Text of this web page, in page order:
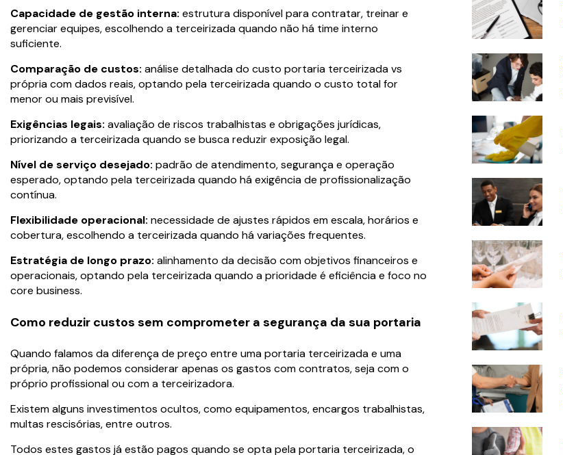
Capacidade de gestão interna: estrutura disponível para contratar, treinar e
gerenciar equipes, escolhendo a terceirizada quando não há time interno
suficiente.
Comparação de custos: análise detalhada do custo portaria terceirizada vs
própria com dados reais, optando pela terceirizada quando o custo total for
menor ou mais previsível.
Exigências legais: avaliação de riscos trabalhistas e obrigações jurídicas,
priorizando a terceirizada quando se busca reduzir exposição legal.
Nível de serviço desejado: padrão de atendimento, segurança e operação
esperado, optando pela terceirizada quando há exigência de profissionalização
contínua.
Flexibilidade operacional: necessidade de ajustes rápidos em escala, horários e
cobertura, escolhendo a terceirizada quando há variações frequentes.
Estratégia de longo prazo: alinhamento da decisão com objetivos financeiros e
operacionais, optando pela terceirizada quando a prioridade é eficiência e foco no
core business.
Como reduzir custos sem comprometer a segurança da sua portaria
Quando falamos da diferença de preço entre uma portaria terceirizada e uma
própria, não podemos considerar apenas os gastos com contratos, seja com o
próprio profissional ou com a terceirizadora.
Existem alguns investimentos ocultos, como equipamentos, encargos trabalhistas,
multas rescisórias, entre outros.
Todos estes gastos já estão pagos quando se opta pela portaria terceirizada, o